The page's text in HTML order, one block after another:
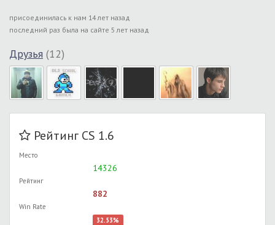
присоединилась к нам 14 лет назад
последний раз была на сайте 5 лет назад
Друзья (12)
Рейтинг CS 1.6
Место
14326
Рейтинг
882
Win Rate
32.53%